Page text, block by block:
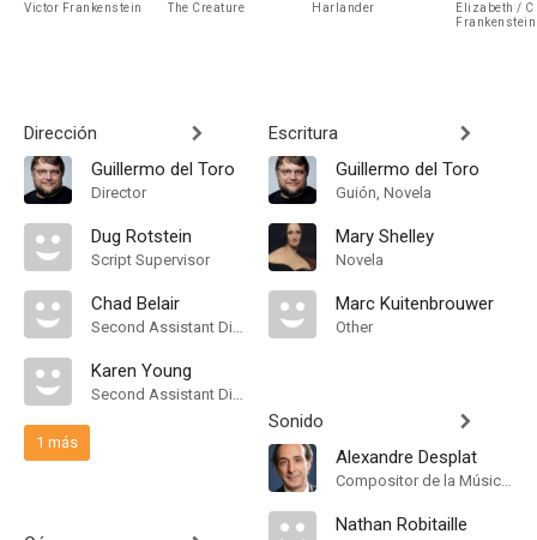
Victor Frankenstein The Creature Harlander
Elizabeth /
Frankenstein
Dirección
Guillermo del Toro
Director
Dug Rotstein
Script Supervisor
Chad Belair
Second Assistant Director
Karen Young
Second Assistant Director
1 más
Escritura
Guillermo del Toro
Guión, Novela
Mary Shelley
Novela
Marc Kuitenbrouwer
Other
Sonido
Alexandre Desplat
Compositor de la Música Original, Conductor
Nathan Robitaille